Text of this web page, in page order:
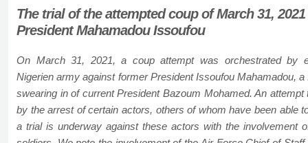
The trial of the attempted coup of March 31,
President Mahamadou Issoufou
On March 31, 2021, a coup attempt was orchestrated by
Nigerien army against former President Issoufou Mahamadou,
swearing in of current President Bazoum Mohamed. An attempt
by the arrest of certain actors, others of whom have been able
a trial is underway against these actors with the involvement